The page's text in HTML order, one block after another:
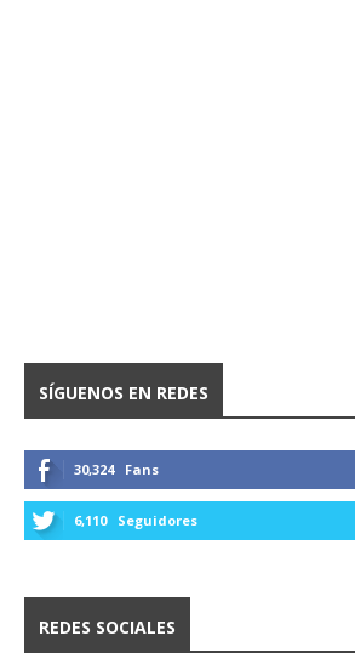
SÍGUENOS EN REDES
30,324 Fans
6,110 Seguidores
REDES SOCIALES